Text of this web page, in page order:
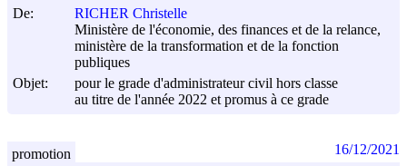
De:
RICHER Christelle
Ministère de l'économie, des finances et de la relance,
ministère de la transformation et de la fonction
publiques
Objet:
pour le grade d'administrateur civil hors classe
au titre de l'année 2022 et promus à ce grade
promotion 16/12/2021